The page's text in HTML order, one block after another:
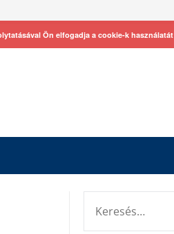
Ön elfogadja a cookie-k használatát